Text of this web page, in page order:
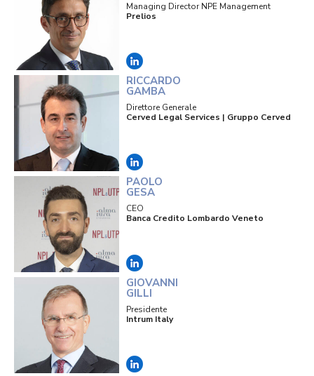
Managing Director NPE Management
Prelios
RICCARDO
GAMBA
Direttore Generale
Cerved Legal Services | Gruppo Cerved
PAOLO
GESA
CEO
Banca Credito Lombardo Veneto
GIOVANNI
GILLI
Presidente
Intrum Italy